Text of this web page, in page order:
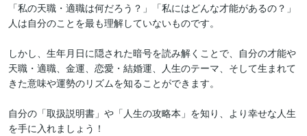
「私の天職・適職は何だろう？」「私にはどんな才能があるの？」
人は自分のことを最も理解していないものです。
しかし、生年月日に隠された暗号を読み解くことで、自分の才能や
天職・適職、金運、恋愛・結婚運、人生のテーマ、そして生まれて
きた意味や運勢のリズムを知ることができます。
自分の「取扱説明書」や「人生の攻略本」を知り、より幸せな人生
を手に入れましょう！